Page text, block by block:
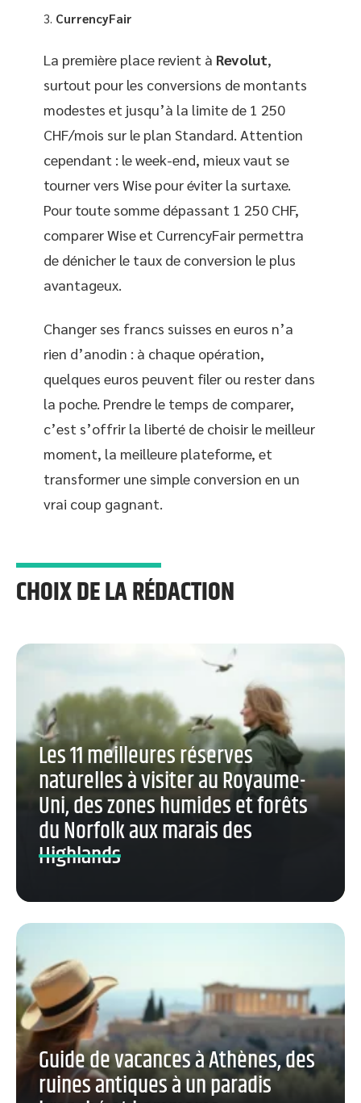
CurrencyFair
La première place revient à Revolut,
surtout pour les conversions de montants
modestes et jusqu’à la limite de 1 250
CHF/mois sur le plan Standard. Attention
cependant : le week-end, mieux vaut se
tourner vers Wise pour éviter la surtaxe.
Pour toute somme dépassant 1 250 CHF,
comparer Wise et CurrencyFair permettra
de dénicher le taux de conversion le plus
avantageux.
Changer ses francs suisses en euros n’a
rien d’anodin : à chaque opération,
quelques euros peuvent filer ou rester dans
la poche. Prendre le temps de comparer,
c’est s’offrir la liberté de choisir le meilleur
moment, la meilleure plateforme, et
transformer une simple conversion en un
vrai coup gagnant.
CHOIX DE LA RÉDACTION
Les 11 meilleures réserves
naturelles à visiter au Royaume-
Uni, des zones humides et forêts
du Norfolk aux marais des
Highlands
Guide de vacances à Athènes, des
ruines antiques à un paradis